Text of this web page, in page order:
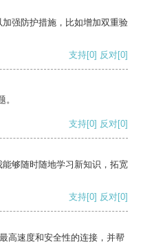
强防护措施，比如增加双重验
支持[0] 反对[0]
支持[0] 反对[0]
够随时随地学习新知识，拓宽
支持[0] 反对[0]
高速度和安全性的连接，并帮